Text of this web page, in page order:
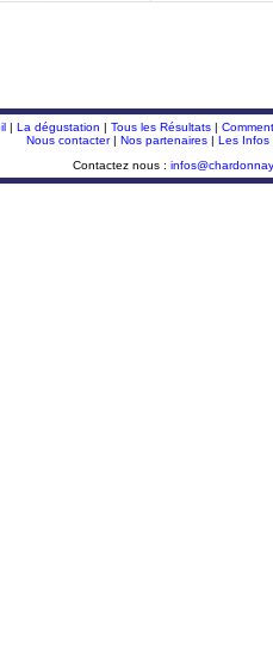
| La dégustation | Tous les Résultats|
Nous contacter| Nos partenaires| Les Infos
Contactez nous :